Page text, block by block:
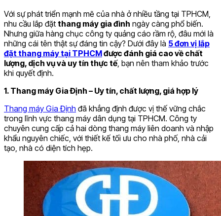
Với sự phát triển mạnh mẽ của nhà ở nhiều tầng tại TPHCM,
nhu cầu lắp đặt thang máy gia đình ngày càng phổ biến.
Nhưng giữa hàng chục công ty quảng cáo rầm rộ, đâu mới là
những cái tên thật sự đáng tin cậy? Dưới đây là 5 đơn vị lắp
đặt thang máy tại TPHCMđược đánh giá cao về chất
lượng, dịch vụ và uy tín thực tế, bạn nên tham khảo trước
khi quyết định.
1. Thang máy Gia Định – Uy tín, chất lượng, giá hợp lý
Thang máy Gia Định đã khẳng định được vị thế vững chắc
trong lĩnh vực thang máy dân dụng tại TPHCM. Công ty
chuyên cung cấp cả hai dòng thang máy liên doanh và nhập
khẩu nguyên chiếc, với thiết kế tối ưu cho nhà phố, nhà cải
tạo, nhà có diện tích hẹp.